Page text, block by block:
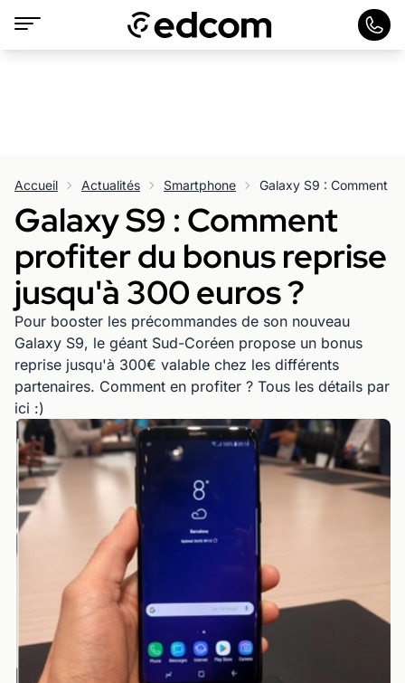
Accueil Actualités Smartphone
Galaxy S9 : Comment
profiter du bonus reprise
jusqu'à 300 euros ?
Pour booster les précommandes de son nouveau
Galaxy S9, le géant Sud-Coréen propose un bonus
reprise jusqu'à 300€ valable chez les différents
partenaires. Comment en profiter ? Tous les détails par
ici :)